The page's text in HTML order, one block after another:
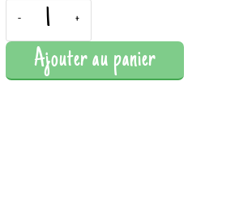
- +
Ajouter au panier